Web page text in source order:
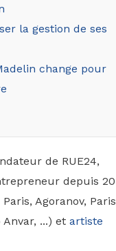
la gestion de ses
change pour
de RUE24,
depuis 20
Agoranov, Paris
Anvar, ...) et artiste